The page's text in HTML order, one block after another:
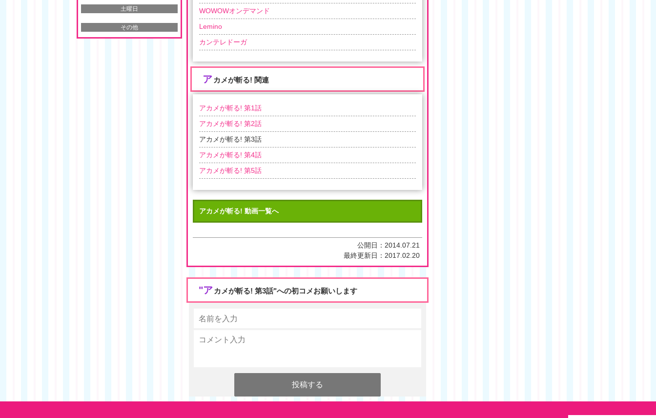
WOWOWオンデマンド
Lemino
カンテレドーガ
ア カメが斬る! 関連
アカメが斬る! 第1話
アカメが斬る! 第2話
アカメが斬る! 第3話
アカメが斬る! 第4話
アカメが斬る! 第5話
アカメが斬る! 動画一覧へ
公開日： 2014.07.21
最終更新日： 2017.02.20
"ア カメが斬る! 第3話"への初コメお願いします
土曜日
その他